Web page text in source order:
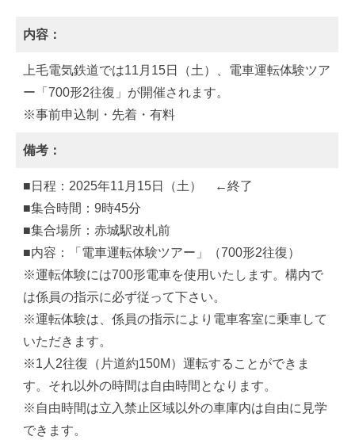
内容：
上毛電気鉄道では11月15日（土）、電車運転体験ツア
ー「700形2往復」が開催されます。
※事前申込制・先着・有料
備考：
■日程：2025年11月15日（土） ←終了
■集合時間：9時45分
■集合場所：赤城駅改札前
■内容：「電車運転体験ツアー」（700形2往復）
※運転体験には700形電車を使用いたします。構内で
は係員の指示に必ず従って下さい。
※運転体験は、係員の指示により電車客室に乗車して
いただきます。
※1人2往復（片道約150M）運転することができま
す。それ以外の時間は自由時間となります。
※自由時間は立入禁止区域以外の車庫内は自由に見学
できます。